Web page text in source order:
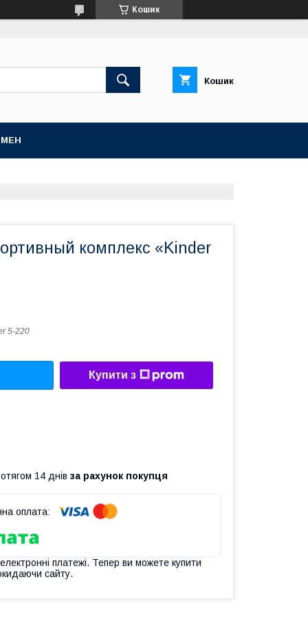
Кошик
Кошик
комплекс «Kinder
5-220
Купити з
14 днів за рахунок покупця
платежі. Тепер ви можете купити
сайту.